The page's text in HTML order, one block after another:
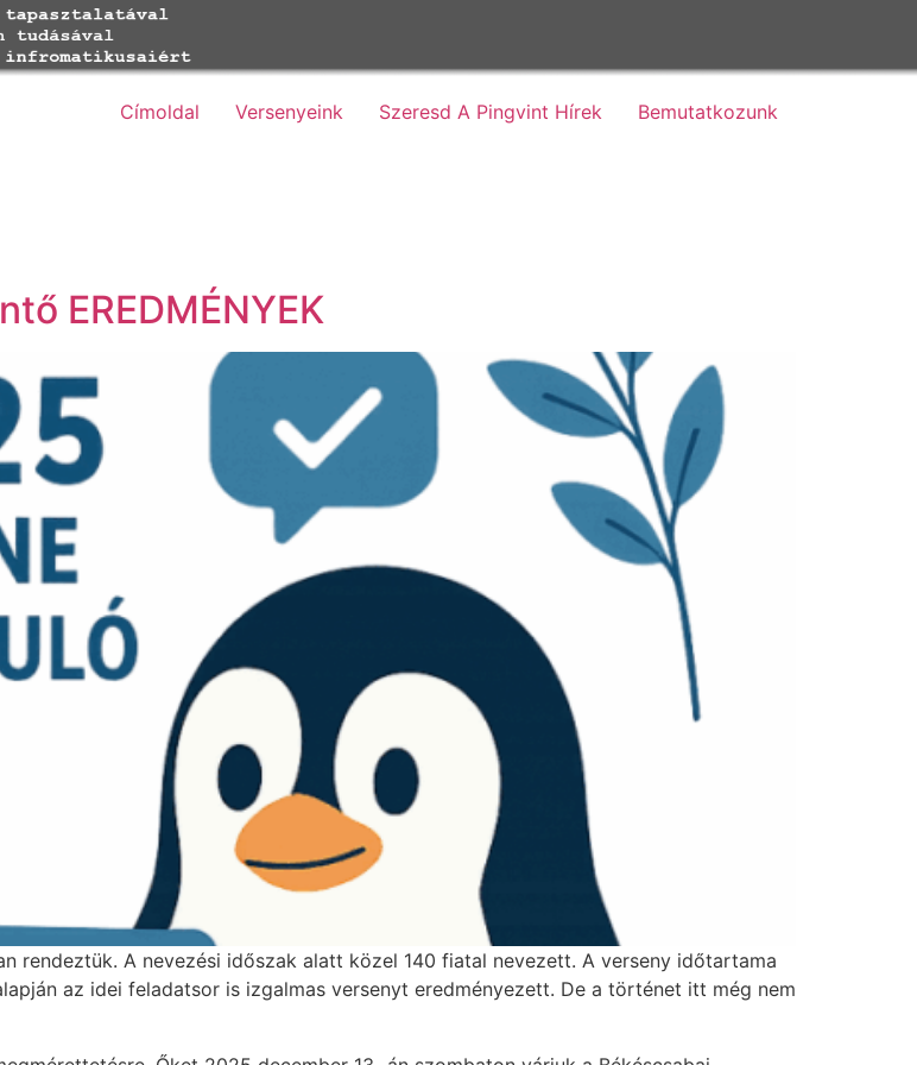
Címoldal Versenyeink Szeresd A Pingvint Hírek Bemutatkozunk
EREDMÉNYEK
rendeztük. A nevezési időszak alatt közel 140 fiatal nevezett. A verseny időtartama
az idei feladatsor is izgalmas versenyt eredményezett. De a történet itt még nem